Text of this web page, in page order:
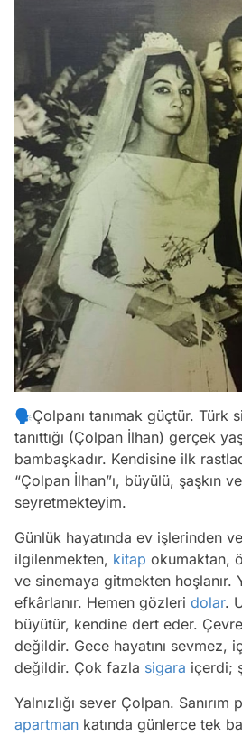
🗣Çolpanı tanımak güçtür. Türk
tanıttığı (Çolpan İlhan) gerçek
bambaşkadır. Kendisine ilk
“Çolpan İlhan”ı, büyülü, şaşkın
seyretmekteyim.
Günlük hayatında ev işlerinden
ilgilenmekten, kitap okumaktan,
ve sinemaya gitmekten hoşlanır.
efkârlanır. Hemen gözleri dolar.
büyütür, kendine dert eder.
değildir. Gece hayatını sevmez,
değildir. Çok fazla sigara içerdi;
Yalnızlığı sever Çolpan.
apartman katında günlerce tek